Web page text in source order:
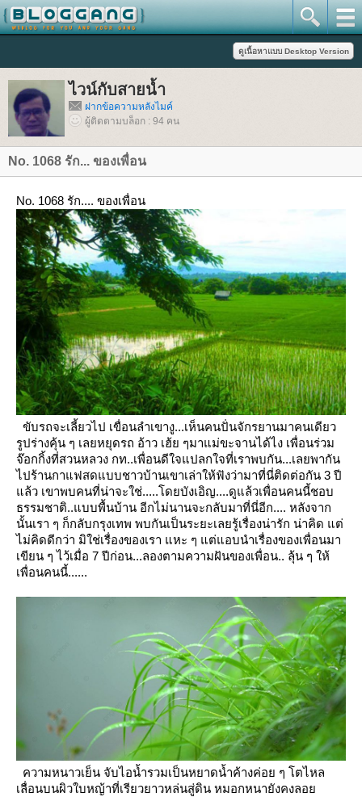
ไวน์กับสายน้ำ
ฝากข้อความหลังไมค์
ผู้ติดตามบล็อก : 94 คน
No. 1068 รัก... ของเพื่อน
No. 1068 รัก.... ของเพื่อน
ขับรถจะเลี้ยวไป เขื่อนลำเขางู...เห็นคนปั่นจักรยานมาคนเดียว
รูปร่างคุ้น ๆ เลยหยุดรถ อ้าว เฮ้ย ๆมาแม่ขะจานได้ไง เพื่อนร่วม
จ๊อกกิ้งที่สวนหลวง กท..เพื่อนดีใจแปลกใจที่เราพบกัน...เลยพากัน
ไปร้านกาแฟสดแบบชาวบ้านเขาเล่าให้ฟังว่ามาที่นี่ติดต่อกัน 3 ปี
ล้ว เขาพบคนที่น่าจะใช่.....โดยบังเอิญ....ดูแล้วเพื่อนคนนี้ชอบ
ธรรมชาติ..แบบพื้นบ้าน อีกไม่นานจะกลับมาที่นี่อีก.... หลังจาก
นั้นเรา ๆ ก็กลับกรุงเทพ พบกันเป็นระยะเลยรู้เรื่องน่ารัก น่าคิด ต่
ไม่คิดดีกว่า มิใช่เรื่องของเรา แหะ ๆ แต่แอบนำเรื่องของเพื่อนมา
เขียน ๆ ไว้เมื่อ 7 ปีก่อน...ลองตามความฝันของเพื่อน.. ลุ้น ๆ ให้
เพื่อนคนนี้......
ความหนาวเย็น จับไอน้ำรวมเป็นหยาดน้ำค้างค่อย ๆ โตไหล
เลื่อนบนผิวใบหญ้าที่เรียวยาวหล่นสู่ดิน หมอกหนายังคงลอ